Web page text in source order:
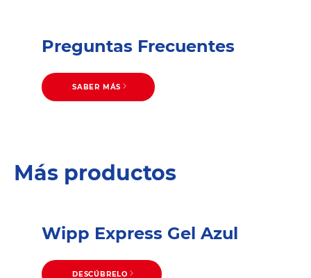
Preguntas Frecuentes
SABER MÁS
Más productos
Wipp Express Gel Azul
DESCÚBRELO